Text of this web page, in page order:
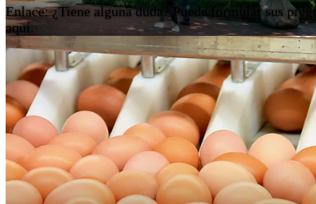
Enlace: ¿Tiene alguna duda? Puede formular sus
aquí.